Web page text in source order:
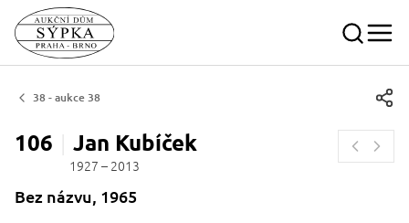
38 - aukce 38
106 Jan Kubíček
1927 – 2013
Bez názvu, 1965